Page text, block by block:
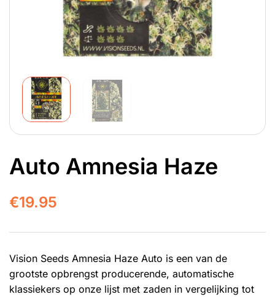
Auto Amnesia Haze
€19.95
Vision Seeds Amnesia Haze Auto is een van de
grootste opbrengst producerende, automatische
klassiekers op onze lijst met zaden in vergelijking tot